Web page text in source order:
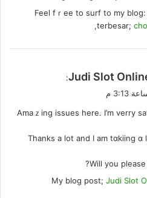
Feel fｒee to surf to my
terbesar;
,
Judi Slot
:
Amaｚіng issues here. I’m verry
Thanks a lot and I am tɑkiing
Will you please
My blog post; Judi Slot